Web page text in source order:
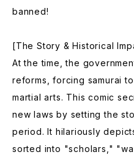
banned!
[The Story & Historical
At the time, the
reforms, forcing samurai
martial arts. This comic
new laws by setting the
period. It hilariously
sorted into "scholars,"